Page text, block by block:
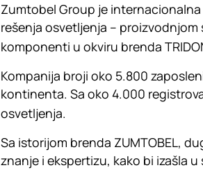
Zumtobel Group je
rešenja osvetljenja – proizvodnjom
komponenti u okviru brenda
Kompanija broji oko 5.800
kontinenta. Sa oko 4.000
osvetljenja.
Sa istorijom brenda ZUMTOBEL,
znanje i ekspertizu, kako bi izašla